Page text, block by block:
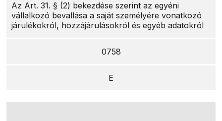
Az Art. 31. § (2) bekezdése szerint az egyéni
vállalkozó bevallása a saját személyére vonatkozó
járulékokról, hozzájárulásokról és egyéb adatokról
0758
E